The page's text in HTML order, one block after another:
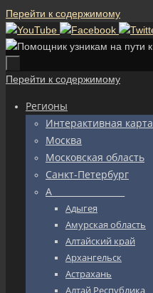
Перейти к содержимому
Перейти к содержимому
Регионы
Интерактивная карта
Москва
Московская область
Санкт-Петербург
А_________________
Адыгея
Амурская область
Алтайский край
Архангельск
Астрахань
Алтай Республика